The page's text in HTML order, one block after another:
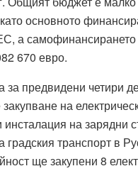
основното
а
670 евро.
за предвидени четири
на
инсталация на зарядни
градския транспорт в
ще закупени 8